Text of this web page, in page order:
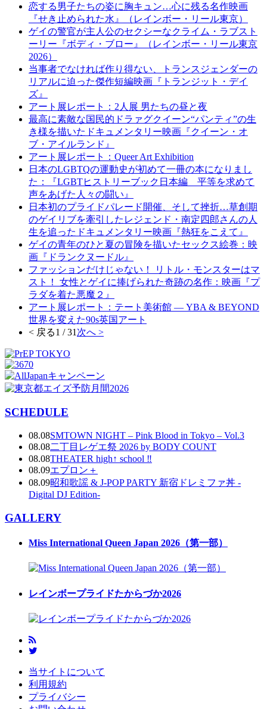
恋する男子たちの姿に胸キュン…心に残る名作映画
『せき止められた水』（レインボー・リール東京）
ゲイの警官が主人公のセクシーなクライム・ラブスト
ーリー『ボディ・ブロー』（レインボー・リール東京
2026）
当事者でなければ作り得ない、トランスジェンダーの
リアルに迫った傑作短編映画『トランジット・デイ
ズ』
アート展レポート：2人展 男たちの昼と夜
最高に素敵な国⺠的ドラァグクイーン“パンティ”の生
き様を描いたドキュメンタリー映画『クイーン・オ
ブ・アイルランド』
アート展レポート：Queer Art Exhibition
日本のLGBTQの運動史が初めて一冊の本になりまし
た：『LGBTヒストリーブック日本編 平等を求めて
声をあげた人々の闘い』
日本初のプライドパレード開催、そして挫折…草創期
のゲイリブを牽引したレジェンド・南定四郎さんの人
生を追ったドキュメンタリー映画『熱狂をこえて』
ゲイの青年のひと夏の冒険を描いたセックス絵巻：映
画『ドランクヌードル』
ファッションだけじゃない！ リトル・モンスターはマ
スト！ 女性とゲイに捧げられた奇跡の名作：映画『プ
ラダを着た悪魔２』
アート展レポート：テート美術館 ― YBA & BEYOND
世界を変えた90s英国アート
< 戻る1 / 31 次へ >
SCHEDULE
08.08SMTOWN NIGHT – Pink Blood in Tokyo – Vol.3
08.08二丁目レゲエ祭 2026 by BODY COUNT
08.08THEATER high↑ school ‼
08.09エプロン＋
08.09昭和歌謡 & J-POP PARTY 新宿ドレミファ丼 -
Digital DJ Edition-
GALLERY
Miss International Queen Japan 2026（第一部）
レインボープライドたからづか2026
当サイトについて
利用規約
プライバシー